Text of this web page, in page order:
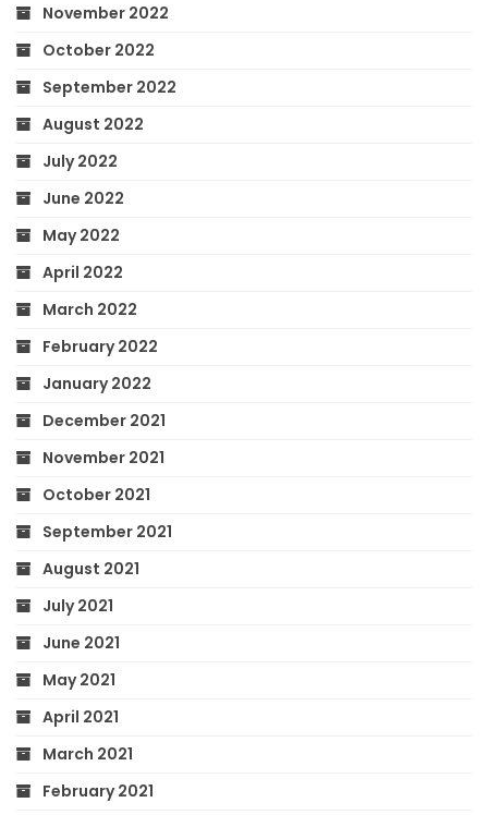
November 2022
October 2022
September 2022
August 2022
July 2022
June 2022
May 2022
April 2022
March 2022
February 2022
January 2022
December 2021
November 2021
October 2021
September 2021
August 2021
July 2021
June 2021
May 2021
April 2021
March 2021
February 2021